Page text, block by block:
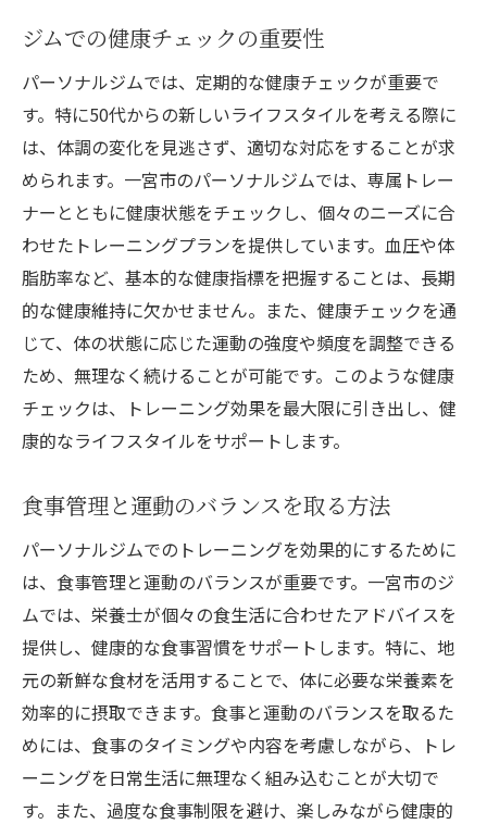
ジムでの健康チェックの重要性
パーソナルジムでは、定期的な健康チェックが重要で
す。特に50代からの新しいライフスタイルを考える際に
は、体調の変化を見逃さず、適切な対応をすることが求
められます。一宮市のパーソナルジムでは、専属トレー
ナーとともに健康状態をチェックし、個々のニーズに合
わせたトレーニングプランを提供しています。血圧や体
脂肪率など、基本的な健康指標を把握することは、長期
的な健康維持に欠かせません。また、健康チェックを通
じて、体の状態に応じた運動の強度や頻度を調整できる
ため、無理なく続けることが可能です。このような健康
チェックは、トレーニング効果を最大限に引き出し、健
康的なライフスタイルをサポートします。
食事管理と運動のバランスを取る方法
パーソナルジムでのトレーニングを効果的にするために
は、食事管理と運動のバランスが重要です。一宮市のジ
ムでは、栄養士が個々の食生活に合わせたアドバイスを
提供し、健康的な食事習慣をサポートします。特に、地
元の新鮮な食材を活用することで、体に必要な栄養素を
効率的に摂取できます。食事と運動のバランスを取るた
めには、食事のタイミングや内容を考慮しながら、トレ
ーニングを日常生活に無理なく組み込むことが大切で
す。また、過度な食事制限を避け、楽しみながら健康的